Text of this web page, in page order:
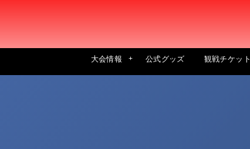
大会情報 公式グッズ 観戦チケット